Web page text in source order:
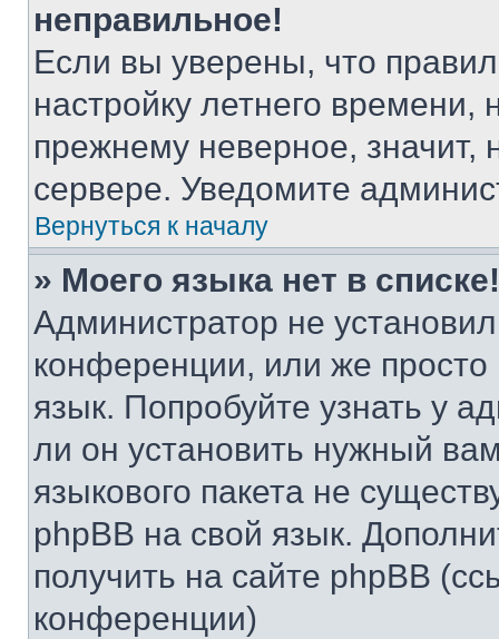
неправильное!
Если вы уверены, что
настройку летнего
прежнему неверное, значит,
сервере. Уведомите
Вернуться к началу
» Моего языка нет в списке!
Администратор не
конференции, или же
язык. Попробуйте узнать у
ли он установить нужный
языкового пакета не
phpBB на свой язык.
получить на сайте phpBB
конференции)